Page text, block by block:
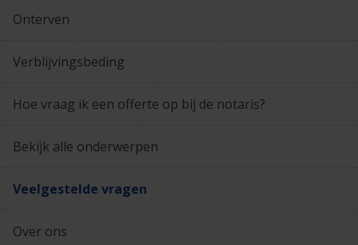
Onterven
Verblijvingsbeding
Hoe vraag ik een offerte op bij de notaris?
Bekijk alle onderwerpen
Veelgestelde vragen
Over ons